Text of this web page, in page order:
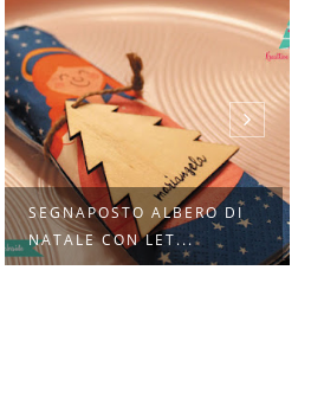
ANTIPASTO CREATIVO
NATALIZIO: BABBO...